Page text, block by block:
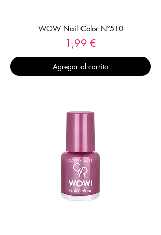
WOW Nail Color Nº510
Precio
1,99 €
Agregar al carrito